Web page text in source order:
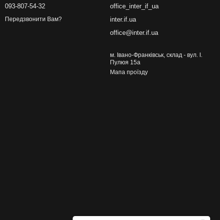
093-807-54-32
Передзвонити Вам?
office_inter_if_ua
inter.if.ua
office@inter.if.ua
м. Івано-Франківськ, склад - вул. І.
Пулюя 15а
Мапа проїзду